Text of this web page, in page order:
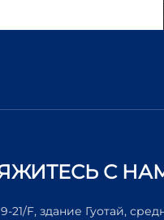
С
21/F, здание Гуотай,